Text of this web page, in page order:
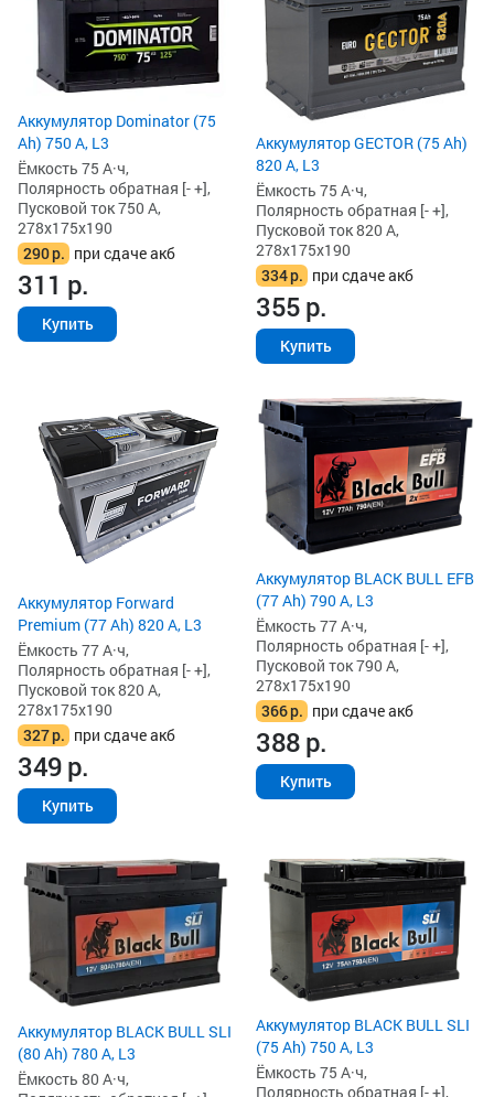
Аккумулятор Dominator (75
Ah) 750 А, L3
Ёмкость 75 А·ч,
Полярность обратная [- +],
Пусковой ток 750 А,
278x175x190
290р. при сдаче акб
311 р.
Купить
Аккумулятор GECTOR (75 Ah)
820 А, L3
Ёмкость 75 А·ч,
Полярность обратная [- +],
Пусковой ток 820 А,
278x175x190
334р. при сдаче акб
355р.
Купить
Аккумулятор Forward
Premium (77 Ah) 820 А, L3
Ёмкость 77 А·ч,
Полярность обратная [- +],
Пусковой ток 820 А,
278x175x190
327р. при сдаче акб
349р.
Купить
Аккумулятор BLACK BULL EFB
(77 Ah) 790 А, L3
Ёмкость 77 А·ч,
Полярность обратная [- +],
Пусковой ток 790 А,
278x175x190
366р. при сдаче акб
388р.
Купить
Аккумулятор BLACK BULL SLI
(80 Ah) 780 А, L3
Ёмкость 80 А·ч,
Аккумулятор BLACK BULL SLI
(75 Ah) 750 А, L3
Ёмкость 75 А·ч,
Полярность обратная [- +],